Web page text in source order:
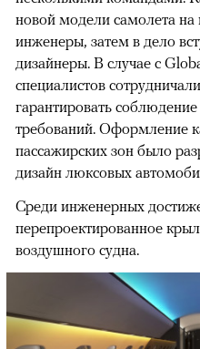
новой модели самолета на
инженеры, затем в дело
дизайнеры. В случае с
специалистов
гарантировать
требований. Оформление
пассажирских зон было
дизайн люксовых
Среди инженерных
перепроектированное
воздушного судна.